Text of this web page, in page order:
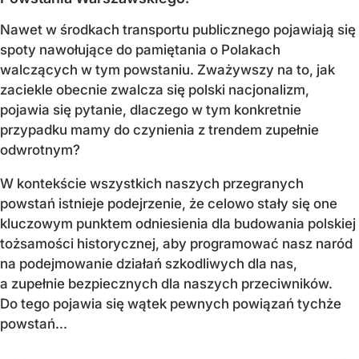
Nawet w środkach transportu publicznego pojawiają się
spoty nawołujące do pamiętania o Polakach
walczących w tym powstaniu. Zważywszy na to, jak
zaciekle obecnie zwalcza się polski nacjonalizm,
pojawia się pytanie, dlaczego w tym konkretnie
przypadku mamy do czynienia z trendem zupełnie
odwrotnym?
W kontekście wszystkich naszych przegranych
powstań istnieje podejrzenie, że celowo stały się one
kluczowym punktem odniesienia dla budowania polskiej
tożsamości historycznej, aby programować nasz naród
na podejmowanie działań szkodliwych dla nas,
a zupełnie bezpiecznych dla naszych przeciwników.
Do tego pojawia się wątek pewnych powiązań tychże
powstań...